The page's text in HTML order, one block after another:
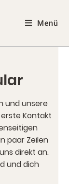
Menü
und unsere
Kontakt
paar Zeilen
direkt an.
und dich